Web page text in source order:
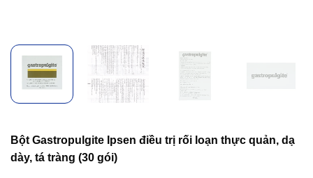
Bột Gastropulgite Ipsen điều trị rối loạn thực quản, dạ
dày, tá tràng (30 gói)